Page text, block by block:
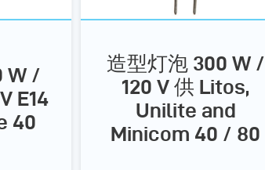
W /
E14
40
造型灯泡 300 W /
120 V 供 Litos,
Unilite and
Minicom 40 / 80